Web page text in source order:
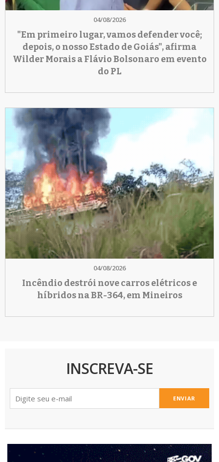
04/08/2026
"Em primeiro lugar, vamos defender você;
depois, o nosso Estado de Goiás", afirma
Wilder Morais a Flávio Bolsonaro em evento
do PL
04/08/2026
Incêndio destrói nove carros elétricos e
híbridos na BR-364, em Mineiros
INSCREVA-SE
ENVIAR